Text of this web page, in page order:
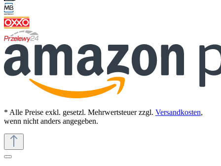
* Alle Preise exkl. gesetzl. Mehrwertsteuer zzgl. Versandkosten,
wenn nicht anders angegeben.